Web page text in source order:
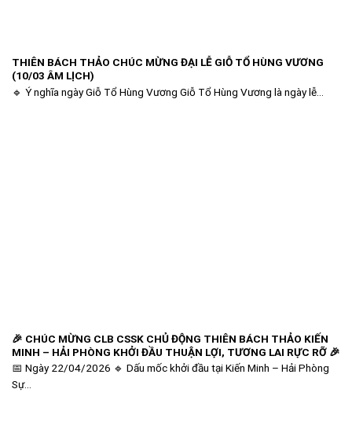
THIÊN BÁCH THẢO CHÚC MỪNG ĐẠI LỄ GIỖ TỔ HÙNG VƯƠNG
(10/03 ÂM LỊCH)
🔹 Ý nghĩa ngày Giỗ Tổ Hùng Vương Giỗ Tổ Hùng Vương là ngày lễ...
🎉 CHÚC MỪNG CLB CSSK CHỦ ĐỘNG THIÊN BÁCH THẢO KIẾN
MINH – HẢI PHÒNG KHỞI ĐẦU THUẬN LỢI, TƯƠNG LAI RỰC RỠ 🎉
📅 Ngày 22/04/2026 🔹 Dấu mốc khởi đầu tại Kiến Minh – Hải Phòng
Sự...